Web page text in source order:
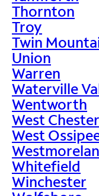
Thornton
Troy
Twin
Union
Warren
Waterville
Wentworth
West
West
Whitefield
Winchester